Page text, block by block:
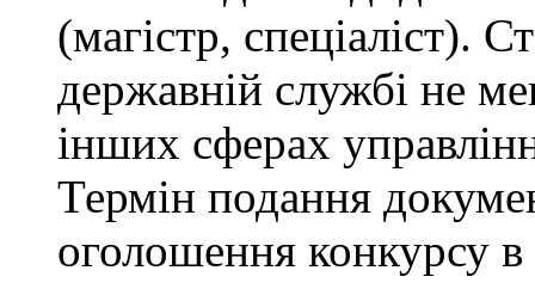
(магістр, спеціаліст).
державній службі не
інших сферах
Термін подання
оголошення конкурсу в